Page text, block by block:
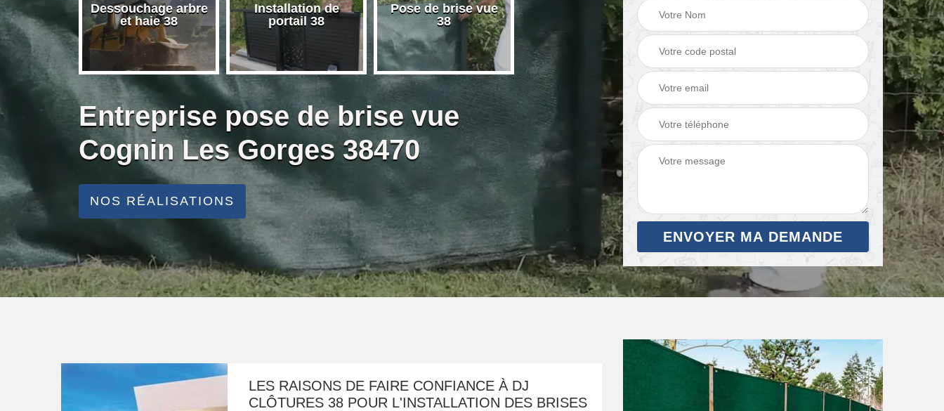
murets
38
Dessouchage arbre
et haie 38
Installation de
portail 38
Pose de brise vue
38
Pose de clôture
PVC 38
Pose de clôture 38
Pose de clôture en
bois 38
Entreprise pose de brise vue
Cognin Les Gorges 38470
NOS RÉALISATIONS
LES RAISONS DE FAIRE CONFIANCE À DJ
CLÔTURES 38 POUR L'INSTALLATION DES BRISES